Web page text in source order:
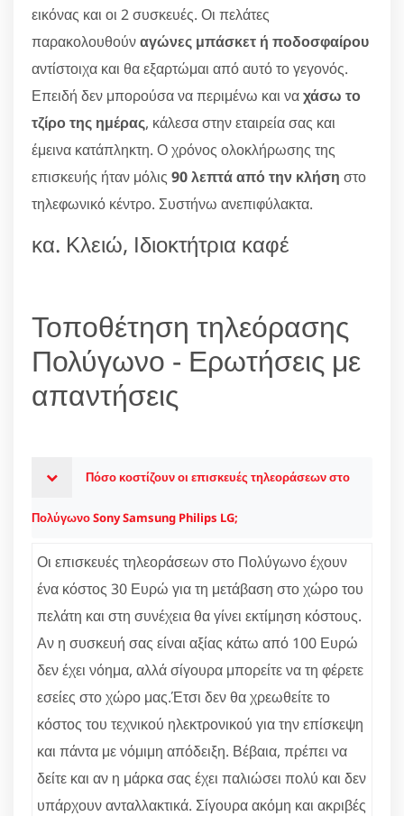
εικόνας και οι 2 συσκευές. Οι πελάτες
παρακολουθούναγώνες μπάσκετ ή ποδοσφαίρου
αντίστοιχα και θα εξαρτώμαι από αυτό το γεγονός.
Επειδή δεν μπορούσα να περιμένω και ναχάσω το
τζίρο της ημέρας, κάλεσα στην εταιρεία σας και
έμεινα κατάπληκτη. Ο χρόνος ολοκλήρωσης της
επισκευής ήταν μόλις 90 λεπτά από την κλήση στο
τηλεφωνικό κέντρο. Συστήνω ανεπιφύλακτα.
κα. Κλειώ, Ιδιοκτήτρια καφέ
Τοποθέτηση τηλεόρασης
Πολύγωνο - Ερωτήσεις με
απαντήσεις
Πόσο κοστίζουν οι επισκευές τηλεοράσεων στο
Πολύγωνο Sony Samsung Philips LG;
Οι επισκευές τηλεοράσεων στο Πολύγωνο έχουν
ένα κόστος 30 Ευρώ για τη μετάβαση στο χώρο του
πελάτη και στη συνέχεια θα γίνει εκτίμηση κόστους.
Αν η συσκευή σας είναι αξίας κάτω από 100 Ευρώ
δεν έχει νόημα, αλλά σίγουρα μπορείτε να τη φέρετε
εσείες στο χώρο μας.Έτσι δεν θα χρεωθείτε το
κόστος του τεχνικού ηλεκτρονικού για την επίσκεψη
και πάντα με νόμιμη απόδειξη. Βέβαια, πρέπει να
δείτε και αν η μάρκα σας έχει παλιώσει πολύ και δεν
υπάρχουν ανταλλακτικά. Σίγουρα ακόμη και ακριβές